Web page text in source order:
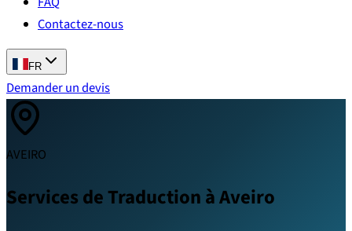
Contactez-nous
FR
Demander un devis
AVEIRO
Services de Traduction à Aveiro